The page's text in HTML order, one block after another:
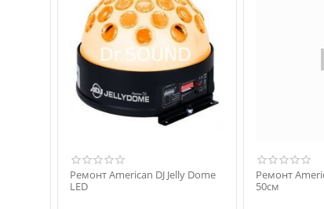
Ремонт American DJ Jelly Dome
LED
Ремонт
50см